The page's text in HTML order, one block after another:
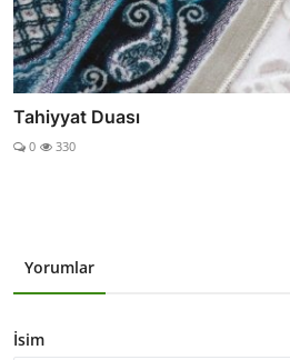
Tahiyyat Duası
0 330
Yorumlar
İsim